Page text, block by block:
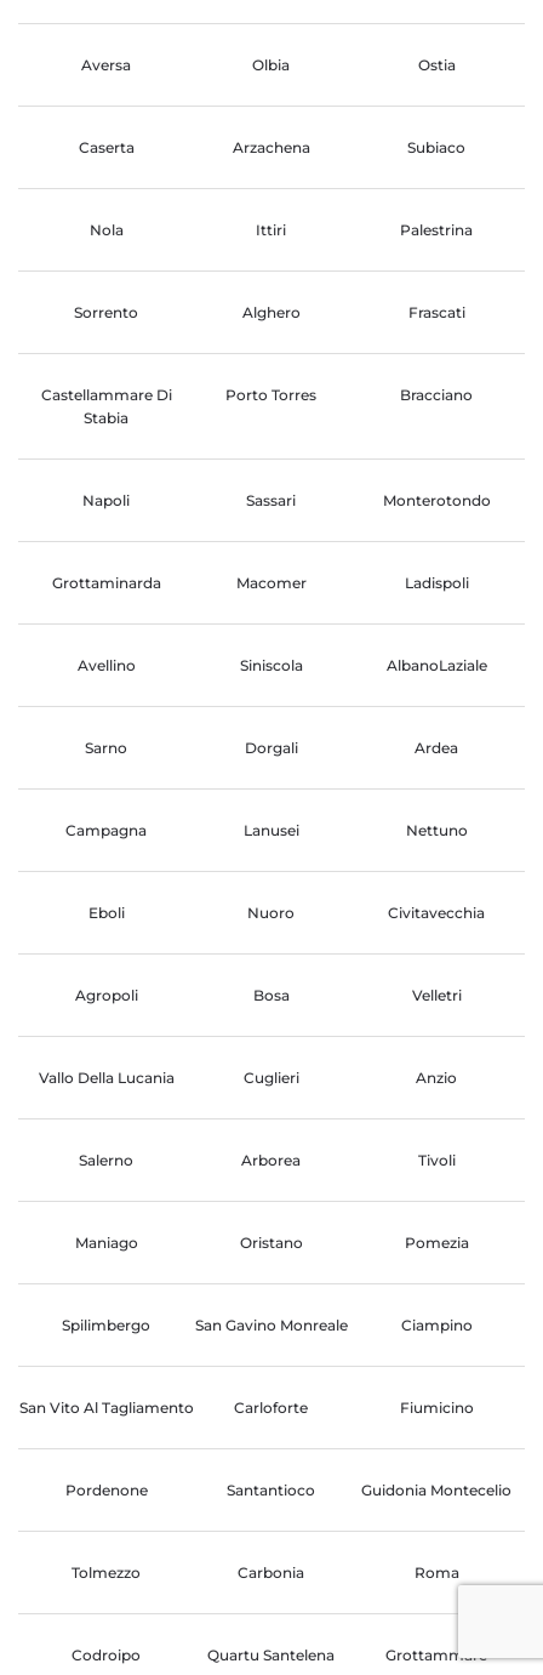
Aversa Olbia Ostia
Caserta Arzachena Subiaco
Nola Ittiri Palestrina
Sorrento Alghero Frascati
Castellammare Di
Stabia
Porto Torres Bracciano
Napoli Sassari Monterotondo
Grottaminarda Macomer Ladispoli
Avellino Siniscola AlbanoLaziale
Sarno Dorgali Ardea
Campagna Lanusei Nettuno
Eboli Nuoro Civitavecchia
Agropoli Bosa Velletri
Vallo Della Lucania Cuglieri Anzio
Salerno Arborea Tivoli
Maniago Oristano Pomezia
Spilimbergo San Gavino Monreale Ciampino
San Vito Al Tagliamento Carloforte Fiumicino
Pordenone Santantioco Guidonia Montecelio
Tolmezzo Carbonia Roma
Codroipo Quartu Santelena Grottammare